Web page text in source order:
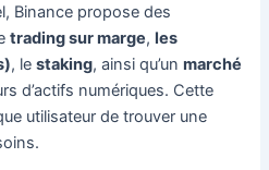
Binance propose des
trading sur marge,les
, lestaking, ainsi qu’unmarché
d’actifs numériques. Cette
utilisateur de trouver une